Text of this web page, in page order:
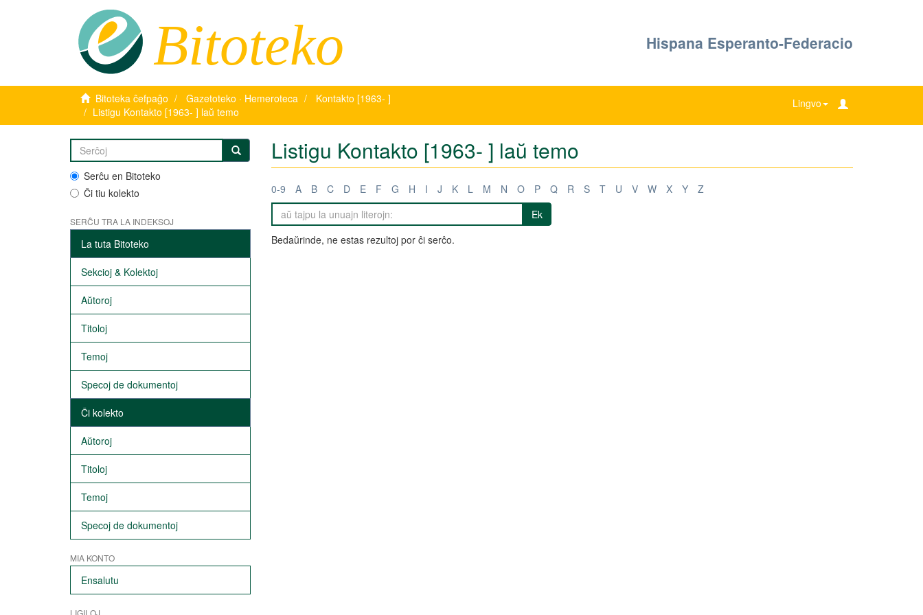
Bitoteko Hispana Esperanto-Federacio
Bitoteka ĉefpaĝo Gazetoteko · Hemeroteca
Kontakto [1963- ]
Listigu Kontakto [1963- ] laŭ temo
Lingvo
Serĉu en Bitoteko
Ĉi tiu kolekto
SERĈU TRA LA INDEKSOJ
La tuta Bitoteko
Sekcioj & Kolektoj
Aŭtoroj
Titoloj
Temoj
Specoj de dokumentoj
Ĉi kolekto
Aŭtoroj
Titoloj
Temoj
Specoj de dokumentoj
MIA KONTO
Ensalutu
LIGILOJ
Listigu Kontakto [1963- ] laŭ temo
0-9 A B C D E F G H I J K L M N O P Q R S T U V W X Y
Z
Ek
Bedaŭrinde, ne estas rezultoj por ĉi serĉo.